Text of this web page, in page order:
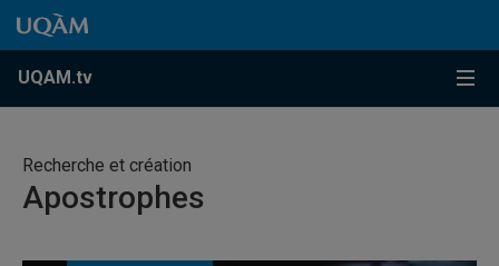
Accéder au contenu
Accéder au menu principal
Accéder à la recherche
Accéder au contenu
Accéder au menu principal
UQAM.tv
Recherche et création
Apostrophes